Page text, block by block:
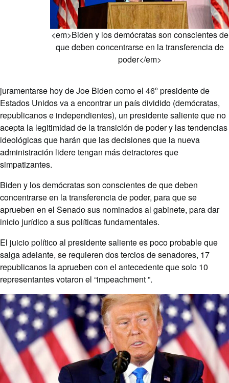
<em>Biden y los demócratas son conscientes de
que deben concentrarse en la transferencia de
poder</em>
juramentarse hoy de Joe Biden como el 46º presidente de
Estados Unidos va a encontrar un país dividido (demócratas,
republicanos e independientes), un presidente saliente que no
acepta la legitimidad de la transición de poder y las tendencias
ideológicas que harán que las decisiones que la nueva
administración lidere tengan más detractores que
simpatizantes.
Biden y los demócratas son conscientes de que deben
concentrarse en la transferencia de poder, para que se
aprueben en el Senado sus nominados al gabinete, para dar
inicio jurídico a sus políticas fundamentales.
El juicio político al presidente saliente es poco probable que
salga adelante, se requieren dos tercios de senadores, 17
republicanos la aprueben con el antecedente que solo 10
representantes votaron el “impeachment ”.